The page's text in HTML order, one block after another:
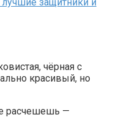
чёрная с
красивый, но
расчешешь —